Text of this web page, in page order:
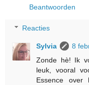
Beantwoorden
Reacties
Sylvia
8
Zonde hè! Ik
leuk, vooral
Essence over